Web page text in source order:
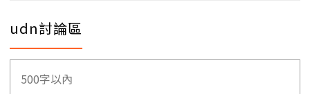
udn討論區